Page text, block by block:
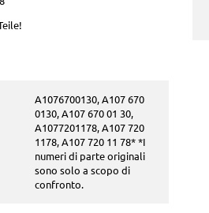
A1076700130, A107 670
0130, A107 670 01 30,
A1077201178, A107 720
1178, A107 720 11 78* *I
numeri di parte originali
sono solo a scopo di
confronto.